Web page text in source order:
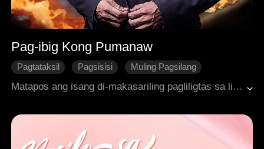
Pag-ibig Kong Pumanaw
Pagtataksil Pagsisisi
Muling Pagsilang
Matapos ang isang di-makasariling pagliligtas sa lihim na pag-ibig ng kanyang asawa na nagdulot ng kanyang kamatayan, ang bomberong si Bruce ay naging isang multong saksi sa pinakamabigat na pagtataksil ng kanyang asawa: ang pag-aasawa sa taong naging sanhi ng kanyang kamatayan at ang pagpalaglag sa kanilang anak. Ang kanyang espiritu, lubos na durog, ay nakahanap ng bagong simula sa isang buhay ng pribilehiyo. Nang muling nagtagpo ang kanilang mga landas sa kapalaran, ang huli niyang pagmamakaawa para sa kapatawaran ay hindi narinig ng isang lalaki na tuluyan nang isinara ang kanyang puso, na nagresulta sa kanilang huling, nakakapanghinang paghihiwalay.